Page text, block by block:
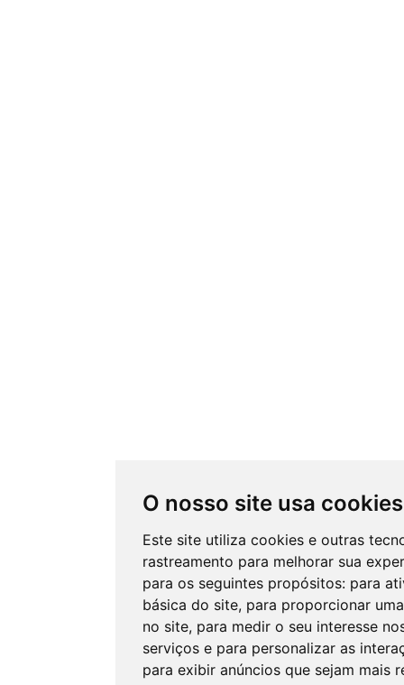
O nosso site usa cookies
Este site utiliza cookies e outras
rastreamento para melhorar sua
para os seguintes propósitos: para
básica do site, para proporcionar
no site, para medir o seu interesse
serviços e para personalizar as
para exibir anúncios que sejam mais